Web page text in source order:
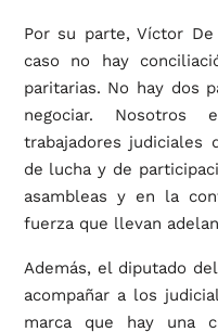
Por su parte, Víctor
caso no hay
paritarias. No hay dos
negociar.
trabajadores judiciales
de lucha y de
asambleas y en la
fuerza que llevan
Además, el diputado
acompañar a los
marca que hay una